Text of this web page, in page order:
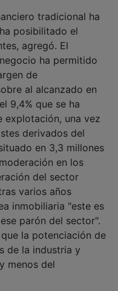
tradicional ha
posibilitado el
agregó. El
ha permitido
de
al alcanzado en
9,4% que se ha
una vez
derivados del
en 3,3 millones
en los
del sector
varios años
inmobiliaria "este es
parón del sector".
la potenciación de
de la industria y
menos del